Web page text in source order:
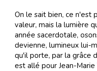
On le sait bien, ce n'est
valeur, mais la lumière
année sacerdotale,
devienne, lumineux lui-
qu'il porte, par la grâce
est allé pour Jean-Marie